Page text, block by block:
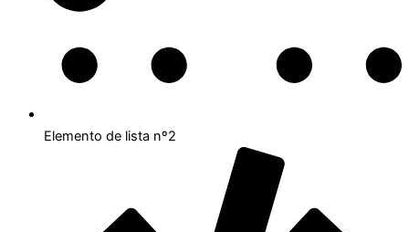
Elemento de lista nº2